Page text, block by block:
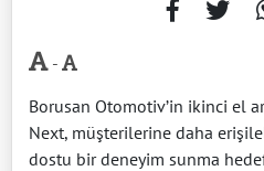
-
Borusan Otomotiv’in ikinci el
Next, müşterilerine daha
dostu bir deneyim sunma